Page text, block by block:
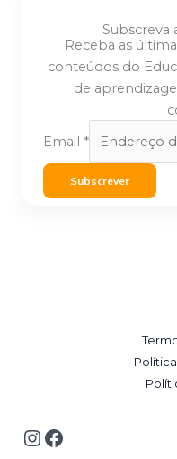
Subscreva
Receba as
conteúdos do
de
Email *
Subscrever